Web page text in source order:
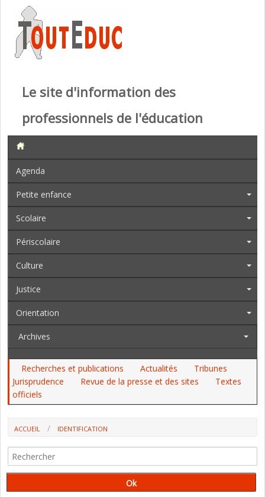
Le site d'information des
professionnels de l'éducation
Agenda
Petite enfance
Scolaire
Périscolaire
Culture
Justice
Orientation
Archives
Recherches et publications Actualités
Tribunes
Jurisprudence
Revue de la presse et des sites
Textes
officiels
ACCUEIL IDENTIFICATION